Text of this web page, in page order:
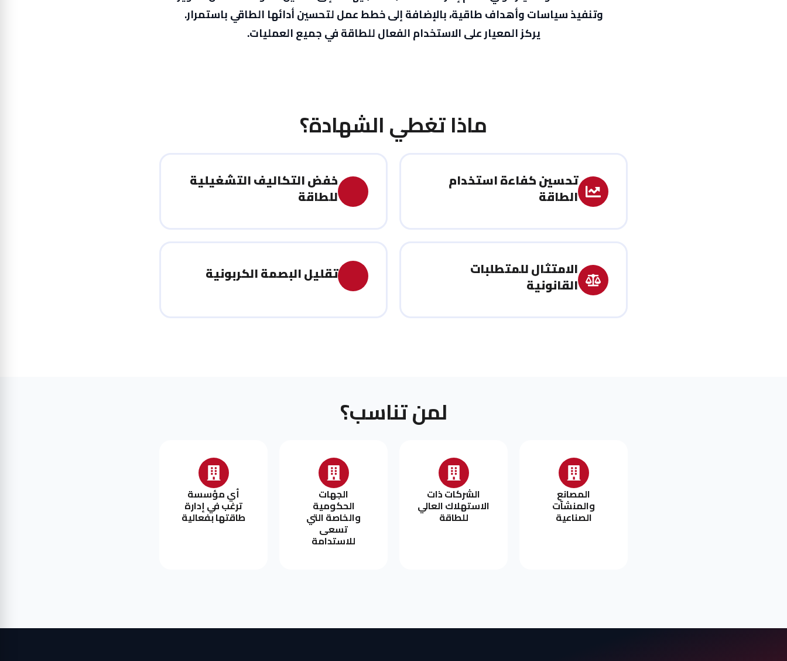
وتنفيذ سياسات وأهداف طاقية، بالإضافة إلى خطط عمل لتحسين أدائها الطاقي باستمرار.
يركز المعيار على الاستخدام الفعال للطاقة في جميع العمليات.
ماذاتغطيالشهادة؟
تحسين كفاءة استخدام
الطاقة
خفض التكاليف التشغيلية
للطاقة
الامتثال للمتطلبات
القانونية
تقليل البصمة الكربونية
لمنتناسب؟
المصانع
والمنشآت
الصناعية
الشركات ذات
الاستهلاك العالي
للطاقة
الجهات
الحكومية
والخاصة التي
تسعى
للاستدامة
أي مؤسسة
ترغب في إدارة
طاقتها بفعالية